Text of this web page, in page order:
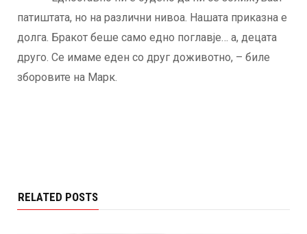
патиштата, но на различни нивоа. Нашата приказна е
долга. Бракот беше само едно поглавје… а, децата
друго. Се имаме еден со друг доживотно, – биле
зборовите на Марк.
RELATED POSTS